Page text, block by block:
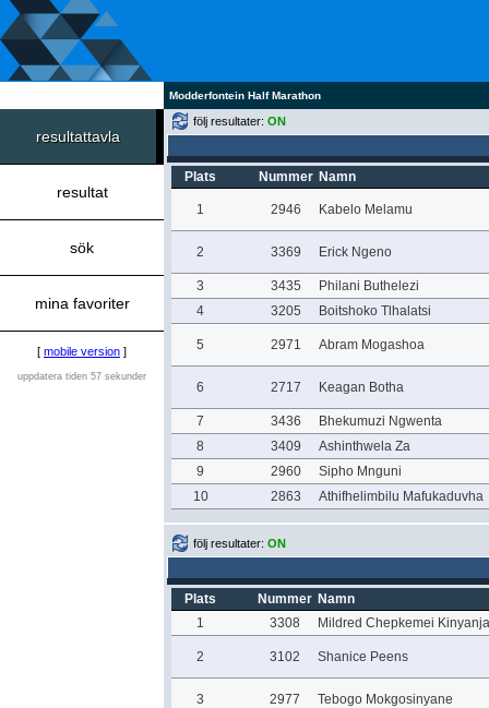
Modderfontein Half Marathon
resultattavla
resultat
sök
mina favoriter
[ mobile version ]
uppdatera tiden 57 sekunder
följ resultater: ON
Plats Nummer Namn
1 2946 Kabelo Melamu
2 3369 Erick Ngeno
3 3435
Philani Buthelezi
4
3205 Boitshoko Tlhalatsi
5 2971 Abram Mogashoa
6 2717 Keagan Botha
7 3436
Bhekumuzi Ngwenta
8
3409
Ashinthwela Za
9
2960
Sipho Mnguni
10
2863 Athifhelimbilu Mafukaduvha
följ resultater: ON
Plats Nummer Namn
1
3308 Mildred Chepkemei Kinyanja
2 3102 Shanice Peens
3 2977 Tebogo Mokgosinyane